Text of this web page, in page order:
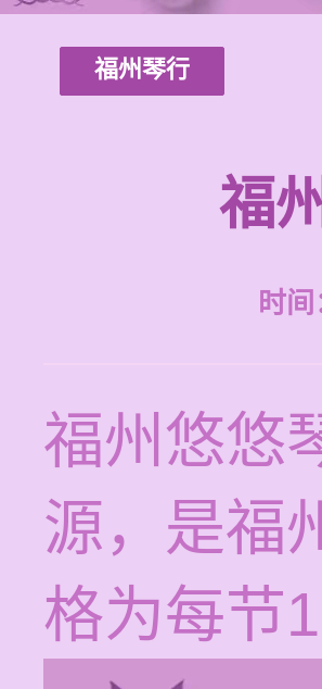
福州琴行
福
时
福州悠悠
源，是福
格为每节